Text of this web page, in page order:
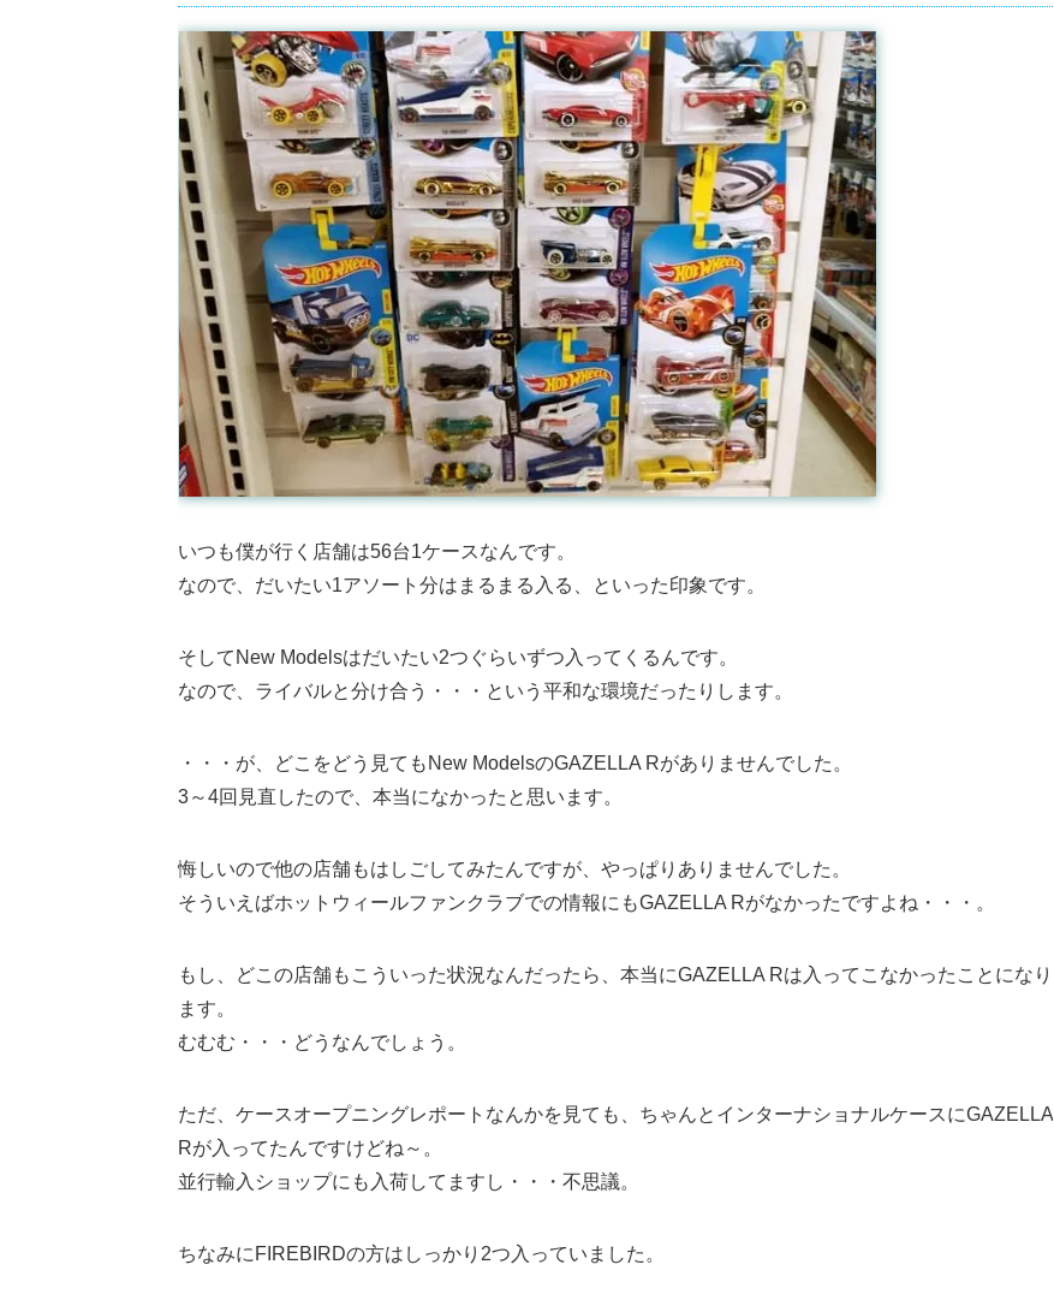
いつも僕が行く店舗は56台1ケースなんです。
なので、だいたい1アソート分はまるまる入る、といった印象です。
そしてNew Modelsはだいたい2つぐらいずつ入ってくるんです。
なので、ライバルと分け合う・・・という平和な環境だったりします。
・・・が、どこをどう見てもNew ModelsのGAZELLA Rがありませんでした。
3～4回見直したので、本当になかったと思います。
悔しいので他の店舗もはしごしてみたんですが、やっぱりありませんでした。
そういえばホットウィールファンクラブでの情報にもGAZELLA Rがなかったですよね・・・。
もし、どこの店舗もこういった状況なんだったら、本当にGAZELLA Rは入ってこなかったことになり
ます。
むむむ・・・どうなんでしょう。
ただ、ケースオープニングレポートなんかを見ても、ちゃんとインターナショナルケースにGAZELLA
Rが入ってたんですけどね～。
並行輸入ショップにも入荷してますし・・・不思議。
ちなみにFIREBIRDの方はしっかり2つ入っていました。